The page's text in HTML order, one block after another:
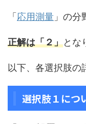
「 応用測量 」の分
正解は「２」とな
以下、各選択肢の
選択肢１につ